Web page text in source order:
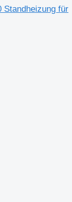
Standheizung für